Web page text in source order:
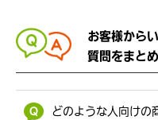
お客様から
質問をまとめ
どのような人向けの